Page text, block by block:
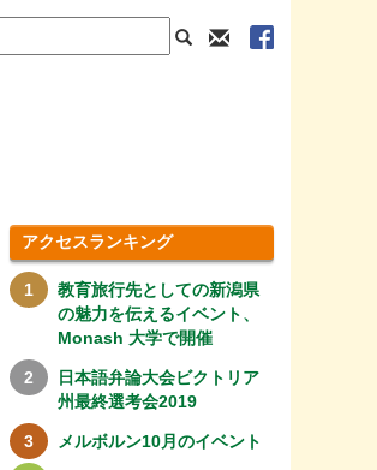
アクセスランキング
教育旅行先としての新潟県
の魅力を伝えるイベント、
Monash 大学で開催
日本語弁論大会ビクトリア
州最終選考会2019
メルボルン10月のイベント